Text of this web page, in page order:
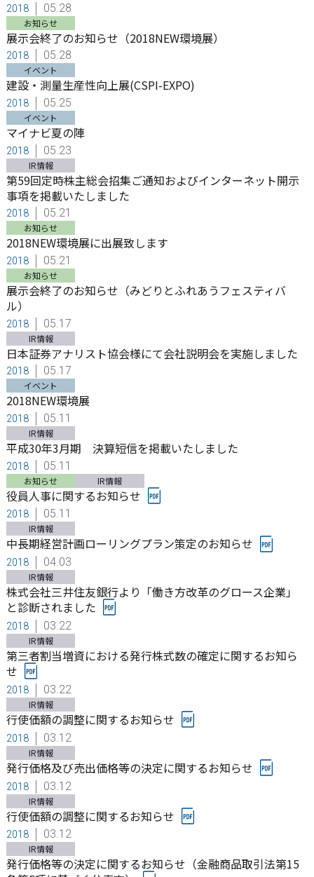
2018 05.28
お知らせ
展示会終了のお知らせ（2018NEW環境展）
2018 05.28
イベント
建設・測量生産性向上展(CSPI-EXPO)
2018 05.25
イベント
マイナビ夏の陣
2018 05.23
IR情報
第59回定時株主総会招集ご通知およびインターネット開示
事項を掲載いたしました
2018 05.21
お知らせ
2018NEW環境展に出展致します
2018 05.21
お知らせ
展示会終了のお知らせ（みどりとふれあうフェスティバ
ル）
2018 05.17
IR情報
日本証券アナリスト協会様にて会社説明会を実施しました
2018 05.17
イベント
2018NEW環境展
2018 05.11
IR情報
平成30年3月期 決算短信を掲載いたしました
2018 05.11
お知らせ IR情報
役員人事に関するお知らせ
2018 05.11
IR情報
中長期経営計画ローリングプラン策定のお知らせ
2018 04.03
IR情報
株式会社三井住友銀行より「働き方改革のグロース企業」
と診断されました
2018 03.22
IR情報
第三者割当増資における発行株式数の確定に関するお知ら
せ
2018 03.22
IR情報
行使価額の調整に関するお知らせ
2018 03.12
IR情報
発行価格及び売出価格等の決定に関するお知らせ
2018 03.12
IR情報
行使価額の調整に関するお知らせ
2018 03.12
IR情報
発行価格等の決定に関するお知らせ（金融商品取引法第15